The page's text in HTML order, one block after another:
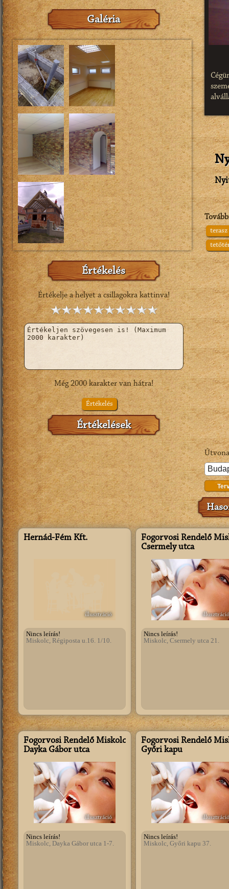
Galéria
Értékelés
Értékelje a helyet a csillagokra kattinva!
Még2000karakter van hátra!
Értékelés
Értékelések
nem
terasz
Hernád-Fém Kft.
illusztráció
Nincs leírás!
Miskolc, Régiposta u.16. 1/10.
Fogorvosi Rendelő
Csermely utca
illusztráció
Nincs leírás!
Miskolc, Csermely utca 21.
Fogorvosi Rendelő Miskolc
Dayka Gábor utca
illusztráció
Nincs leírás!
Miskolc, Dayka Gábor utca 1-7.
Fogorvosi Rendelő
Győri kapu
illusztráció
Nincs leírás!
Miskolc, Győri kapu 37.